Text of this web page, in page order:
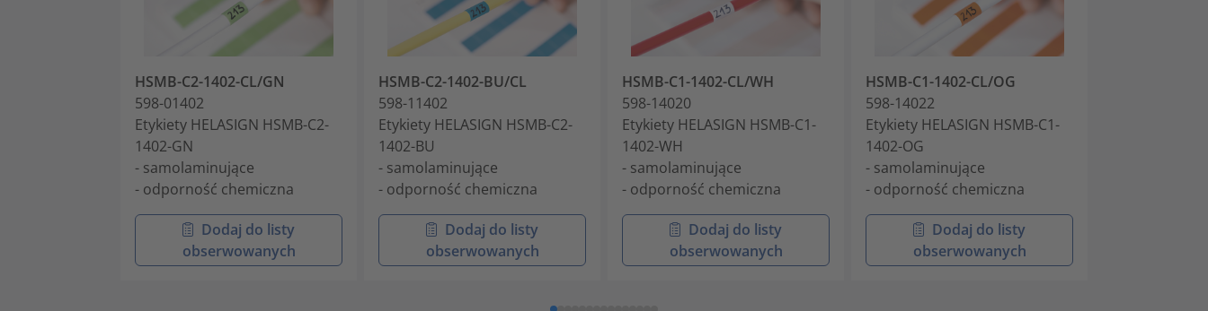
HSMB-C2-1402-CL/GN
598-01402
Etykiety HELASIGN HSMB-C2-
1402-GN
- samolaminujące
- odporność chemiczna
Dodaj do listy
obserwowanych
HSMB-C2-1402-BU/CL
598-11402
Etykiety HELASIGN HSMB-C2-
1402-BU
- samolaminujące
- odporność chemiczna
Dodaj do listy
obserwowanych
HSMB-C1-1402-CL/WH
598-14020
Etykiety HELASIGN HSMB-C1-
1402-WH
- samolaminujące
- odporność chemiczna
Dodaj do listy
obserwowanych
HSMB-C1-1402-CL/OG
598-14022
Etykiety HELASIGN HSMB-C1-
1402-OG
- samolaminujące
- odporność chemiczna
Dodaj do listy
obserwowanych